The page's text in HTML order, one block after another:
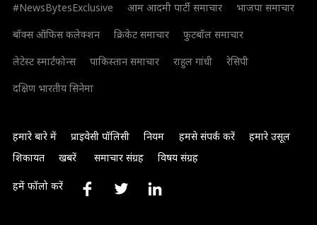
#NewsBytesExclusive
आम आदमी पार्टी समाचार
भाजपा समाचार
बॉक्स ऑफिस कलेक्शन
क्रिकेट समाचार
फुटबॉल समाचार
लेटेस्ट स्मार्टफोन्स
पाकिस्तान समाचार राहुल गांधी
रेसिपी
दक्षिण भारतीय सिनेमा
हमारे बारे में प्राइवेसी पॉलिसी नियम हमसे संपर्क करें
हमारे उसूल
शिकायत
खबरें समाचार संग्रह विषय संग्रह
हमें फॉलो करें